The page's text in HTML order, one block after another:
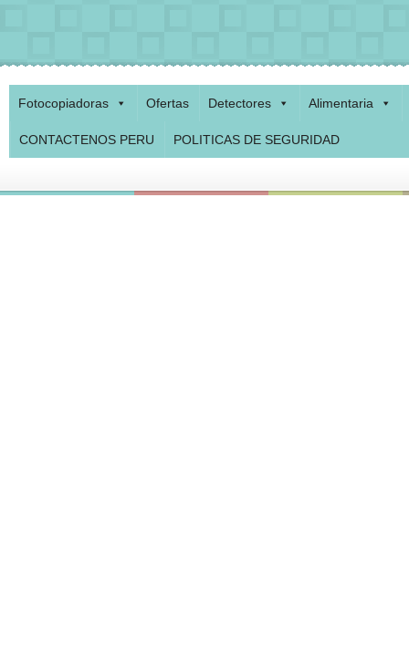
Fotocopiadoras Ofertas Detectores Alimentaria
CONTACTENOS PERU POLITICAS DE SEGURIDAD